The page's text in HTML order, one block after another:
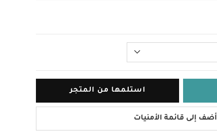
استلمها من المتجر
أضف إلى قائمة الأمنيات